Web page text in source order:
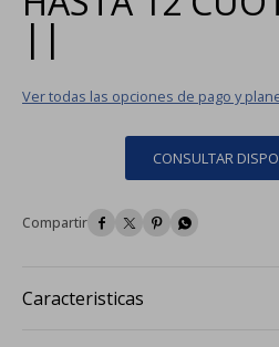
| |
Ver todas las opciones de pago y
CONSULTAR
   
Caracteristicas